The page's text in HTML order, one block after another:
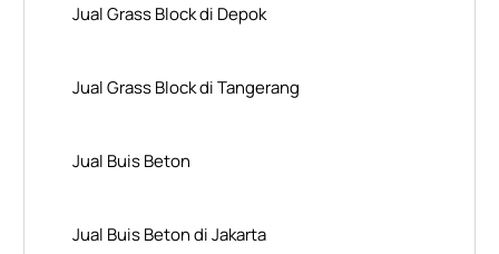
Jual Grass Block di Depok
Jual Grass Block di Tangerang
Jual Buis Beton
Jual Buis Beton di Jakarta